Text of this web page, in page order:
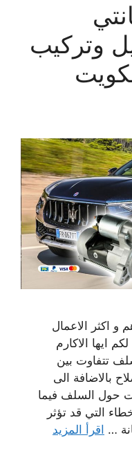
تبديل وتركيب
و اكثر الاعمال
ايها الاكارم
تتفاوت بين
بالاضافة الى
حول السلف فيما
التي قد تؤثر
… اقرأ المزيد